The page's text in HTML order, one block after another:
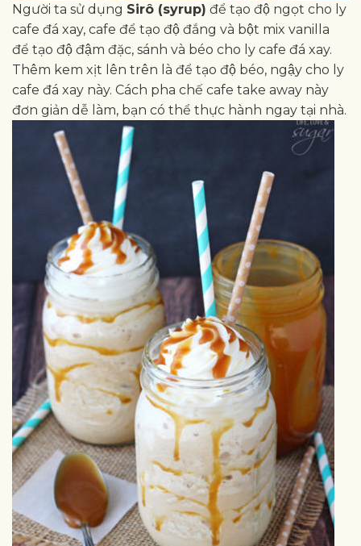
Người ta sử dụng Sirô (syrup) để tạo độ ngọt cho ly
cafe đá xay, cafe để tạo độ đắng và bột mix vanilla
để tạo độ đậm đặc, sánh và béo cho ly cafe đá xay.
Thêm kem xịt lên trên là để tạo độ béo, ngậy cho ly
cafe đá xay này. Cách pha chế cafe take away này
đơn giản dễ làm, bạn có thể thực hành ngay tại nhà.